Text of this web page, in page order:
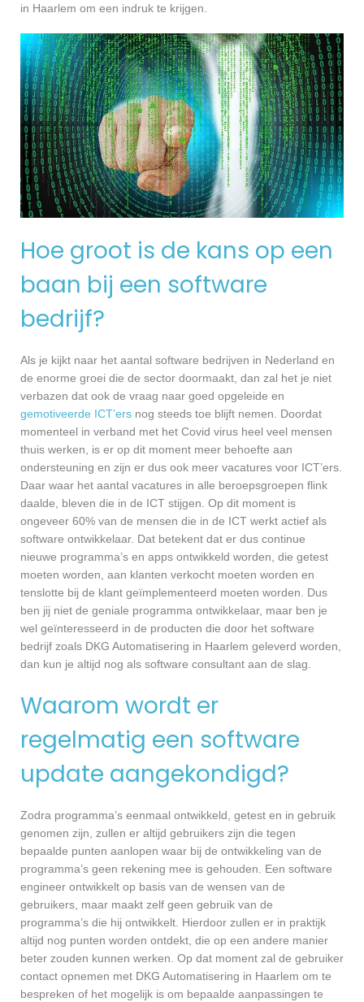
in Haarlem om een indruk te krijgen.
Hoe groot is de kans op een
baan bij een software
bedrijf?
Als je kijkt naar het aantal software bedrijven in Nederland en
de enorme groei die de sector doormaakt, dan zal het je niet
verbazen dat ook de vraag naar goed opgeleide en
gemotiveerde ICT’ers nog steeds toe blijft nemen. Doordat
momenteel in verband met het Covid virus heel veel mensen
thuis werken, is er op dit moment meer behoefte aan
ondersteuning en zijn er dus ook meer vacatures voor ICT’ers.
Daar waar het aantal vacatures in alle beroepsgroepen flink
daalde, bleven die in de ICT stijgen. Op dit moment is
ongeveer 60% van de mensen die in de ICT werkt actief als
software ontwikkelaar. Dat betekent dat er dus continue
nieuwe programma’s en apps ontwikkeld worden, die getest
moeten worden, aan klanten verkocht moeten worden en
tenslotte bij de klant geïmplementeerd moeten worden. Dus
ben jij niet de geniale programma ontwikkelaar, maar ben je
wel geïnteresseerd in de producten die door het software
bedrijf zoals DKG Automatisering in Haarlem geleverd worden,
dan kun je altijd nog als software consultant aan de slag.
Waarom wordt er
regelmatig een software
update aangekondigd?
Zodra programma’s eenmaal ontwikkeld, getest en in gebruik
genomen zijn, zullen er altijd gebruikers zijn die tegen
bepaalde punten aanlopen waar bij de ontwikkeling van de
programma’s geen rekening mee is gehouden. Een software
engineer ontwikkelt op basis van de wensen van de
gebruikers, maar maakt zelf geen gebruik van de
programma’s die hij ontwikkelt. Hierdoor zullen er in praktijk
altijd nog punten worden ontdekt, die op een andere manier
beter zouden kunnen werken. Op dat moment zal de gebruiker
contact opnemen met DKG Automatisering in Haarlem om te
bespreken of het mogelijk is om bepaalde aanpassingen te